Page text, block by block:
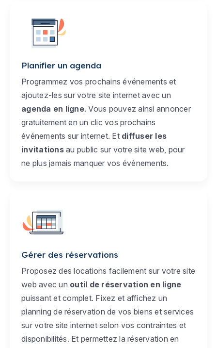
Planifier un agenda
Programmez vos prochains événements et
ajoutez-les sur votre site internet avec un
agenda en ligne. Vous pouvez ainsi annoncer
gratuitement en un clic vos prochains
événements sur internet. Et diffuser les
invitationsau public sur votre site web, pour
ne plus jamais manquer vos événements.
Gérer des réservations
Proposez des locations facilement sur votre site
web avec un outil de réservation en ligne
puissant et complet. Fixez et affichez un
planning de réservation de vos biens et services
sur votre site internet selon vos contraintes et
disponibilités. Et permettez la réservation en